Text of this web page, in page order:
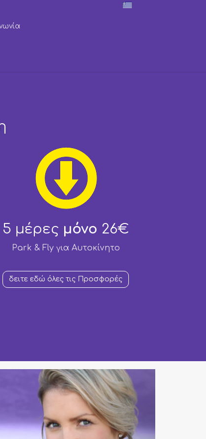
5 μέρες μόνο 26€
Park & Fly για Aυτοκίνητο
δειτε εδώ όλες τις Προσφορές